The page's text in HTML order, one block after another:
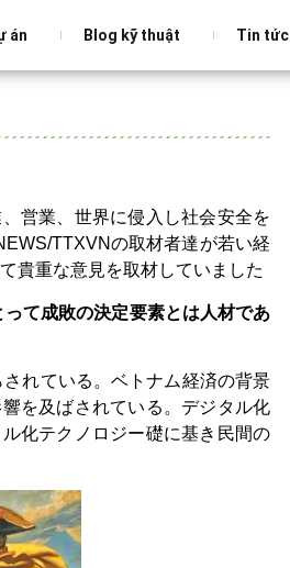
án Blog kỹ thuật Tin tức
営業、世界に侵入し社会安全を
TTXVNの取材者達が若い経
貴重な意見を取材していました
って成敗の決定要素とは人材であ
れている。ベトナム経済の背景
を及ばされている。デジタル化
化テクノロジー礎に基き民間の